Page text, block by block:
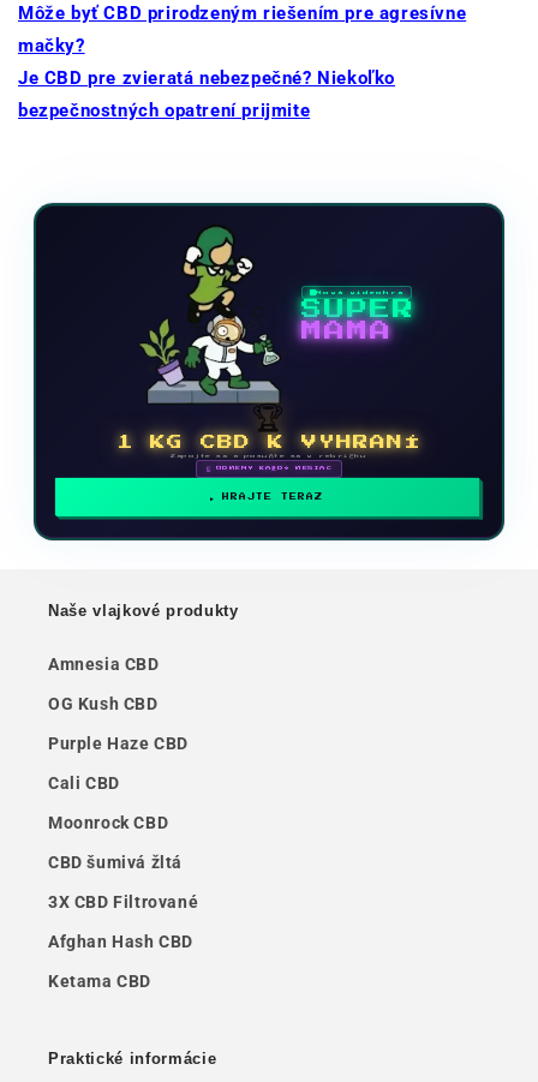
Môže byť CBD prirodzeným riešením pre agresívne
mačky?
Je CBD pre zvieratá nebezpečné? Niekoľko
bezpečnostných opatrení prijmite
Nová videohra
SUPER
MAMA
🏆
1 KG CBD K VYHRANÍ
Zapojte sa a posuňte sa v rebríčku
🗓 ODMENY KAŽDÝ MESIAC
HRAJTE TERAZ
Naše vlajkové produkty
Amnesia CBD
OG Kush CBD
Purple Haze CBD
Cali CBD
Moonrock CBD
CBD šumivá žltá
3X CBD Filtrované
Afghan Hash CBD
Ketama CBD
Praktické informácie